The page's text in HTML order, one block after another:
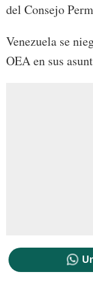
del Consejo
Venezuela se
OEA en sus